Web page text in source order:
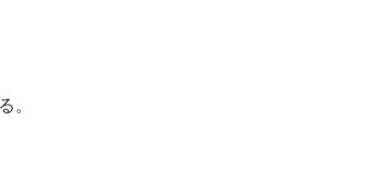
。